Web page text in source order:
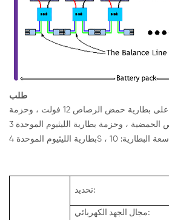
طلب
تنطبق هذه المواصفات على بطارية حمض الرصاص 12 فولت ، وحزمة
بطارية الرصاص الحمضية ، وحزمة بطارية الليثيوم الموحدة 3S / حزمة
تحديد:
مجال الجهد الكهربائي: